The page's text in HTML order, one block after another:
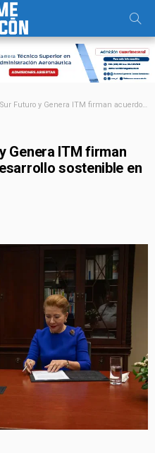
ITM firman acuerdo para impulsar desarrollo sostenible en Pedernales
Genera ITM firman
sostenible en